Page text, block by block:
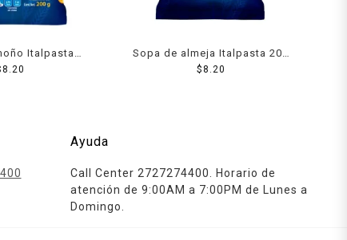
Italpasta
200 g
8.20
Sopa de almeja Italpasta 200
g
$ 8.20
Ayuda
Call Center 2727274400. Horario de
atención de 9:00AM a 7:00PM de Lunes a
Domingo.